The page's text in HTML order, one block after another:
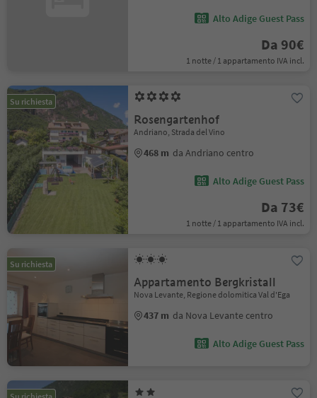
Alto Adige Guest Pass
Da 90€
1 notte / 1 appartamento IVA incl.
Su richiesta
Rosengartenhof
Andriano, Strada del Vino
468 m da Andriano centro
Alto Adige Guest Pass
Da 73€
1 notte / 1 appartamento IVA incl.
Su richiesta
Appartamento Bergkristall
Nova Levante, Regione dolomitica Val d'Ega
437 m da Nova Levante centro
Alto Adige Guest Pass